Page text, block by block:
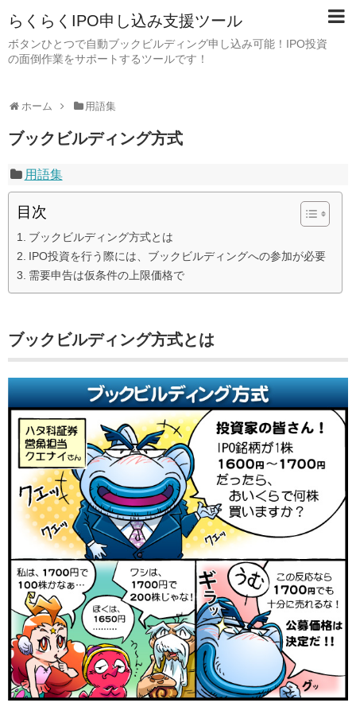
らくらくIPO申し込み支援ツール
ボタンひとつで自動ブックビルディング申し込み可能！IPO投資
の面倒作業をサポートするツールです！
ホーム 用語集
ブックビルディング方式
用語集
目次
ブックビルディング方式とは
IPO投資を行う際には、ブックビルディングへの参加が必要
需要申告は仮条件の上限価格で
ブックビルディング方式とは